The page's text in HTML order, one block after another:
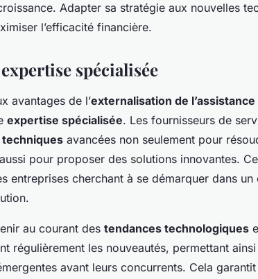
Adapter sa stratégie aux nouvelles
l’efficacité financière.
spécialisée
avantages de l’externalisation de
expertise spécialisée. Les fournisseurs de
avancées non seulement pour
pour proposer des solutions innovantes.
entreprises cherchant à se démarquer dans
au courant des tendances technologiques
régulièrement les nouveautés, permettant
avant leurs concurrents. Cela